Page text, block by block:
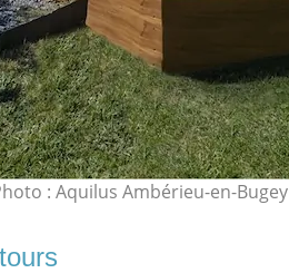
: Aquilus Ambérieu-en-Bugey